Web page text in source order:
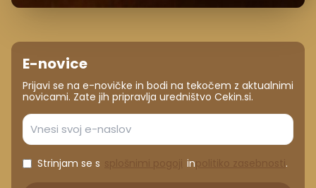
E-novice
Prijavi se na e-novičke in bodi na tekočem z aktualnimi
novicami. Zate jih pripravlja uredništvo Cekin.si.
Strinjam se s in .